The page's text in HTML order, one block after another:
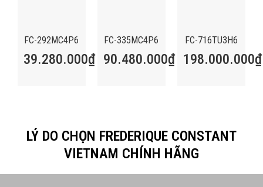
FC-292MC4P6
39.280.000₫
FC-335MC4P6
90.480.000₫
FC-716TU3H6
198.000.000₫
LÝ DO CHỌN FREDERIQUE CONSTANT
VIETNAM CHÍNH HÃNG